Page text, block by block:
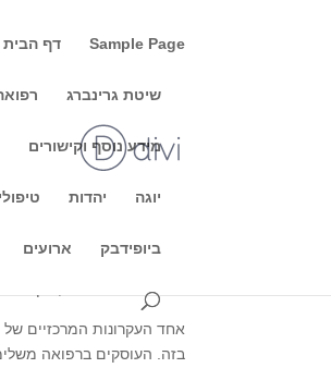
Sample Page דף הבית
שיטת גרינברג
מידע נוסף וקישורים
יוגה יהדות
ביופידבק ארועים
מה זו רפואה
רפואה משלימה היא מונח
בעיסוי והומאופתיה, בין היתר.
אחד העקרונות המרכזיים
בזה. העוסקים ברפואה